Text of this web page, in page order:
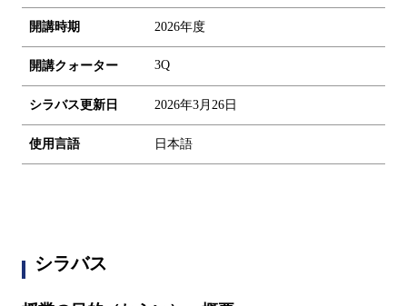
開講時期 2026年度
開講クォーター 3Q
シラバス更新日 2026年3月26日
使用言語 日本語
シラバス